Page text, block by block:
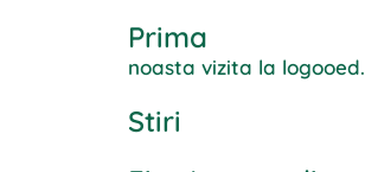
Prima
noasta vizita la logooed.
Stiri